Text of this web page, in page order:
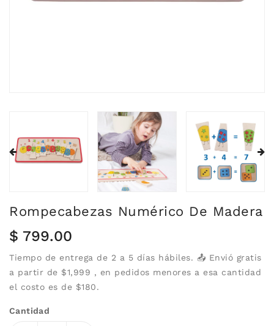
Rompecabezas Numérico De Madera
Precio
habitual
$ 799.00
Tiempo de entrega de 2 a 5 días hábiles. 📤 Envió gratis
a partir de $1,999 , en pedidos menores a esa cantidad
el costo es de $180.
Cantidad